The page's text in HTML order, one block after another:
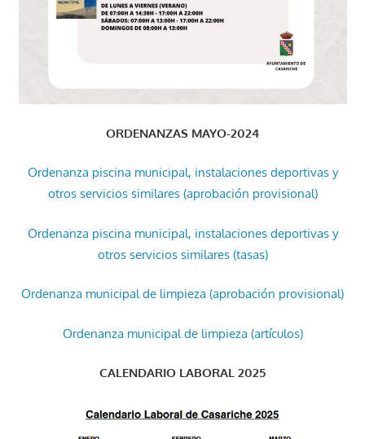
ORDENANZAS MAYO-2024
Ordenanza piscina municipal, instalaciones deportivas y
otros servicios similares (aprobación provisional)
Ordenanza piscina municipal, instalaciones deportivas y
otros servicios similares (tasas)
Ordenanza municipal de limpieza (aprobación provisional)
Ordenanza municipal de limpieza (artículos)
CALENDARIO LABORAL 2025